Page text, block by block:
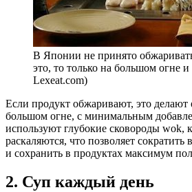
В Японии не принято
это, то только на большом огне
Lexeat.com)
Если продукт обжаривают, это делают
большом огне, с минимальным
используют глубокие сковороды wok,
раскаляются, что позволяет
и сохранить в продуктах максимум
2. Суп каждый день